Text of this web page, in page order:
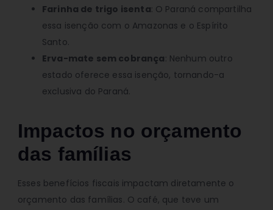
Farinha de trigo isenta: O Paraná compartilha
essa isenção com o Amazonas e o Espírito
Santo.
Erva-mate sem cobrança: Nenhum outro
estado oferece essa isenção, tornando-a
exclusiva do Paraná.
Impactos no orçamento
das famílias
Esses benefícios fiscais impactam diretamente o
orçamento das famílias. O café, que teve um